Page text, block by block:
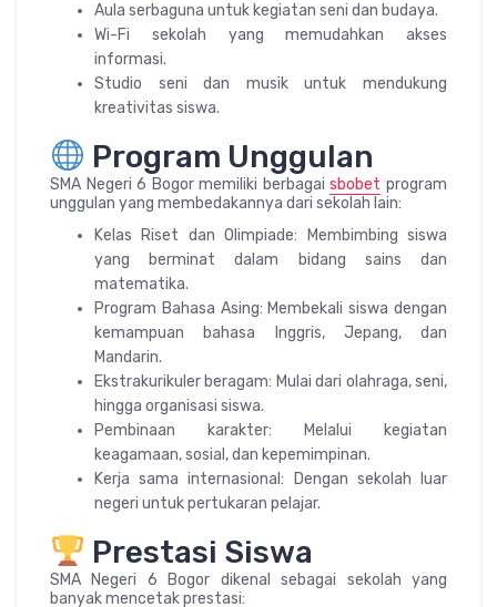
Aula serbaguna untuk kegiatan seni dan budaya.
Wi-Fi sekolah yang memudahkan akses
informasi.
Studio seni dan musik untuk mendukung
kreativitas siswa.
Program Unggulan
SMA Negeri 6 Bogor memiliki berbagaisbobet program
unggulan yang membedakannya dari sekolah lain:
Kelas Riset dan Olimpiade: Membimbing siswa
yang berminat dalam bidang sains dan
matematika.
Program Bahasa Asing: Membekali siswa dengan
kemampuan bahasa Inggris, Jepang, dan
Mandarin.
Ekstrakurikuler beragam: Mulai dari olahraga, seni,
hingga organisasi siswa.
Pembinaan karakter: Melalui kegiatan
keagamaan, sosial, dan kepemimpinan.
Kerja sama internasional: Dengan sekolah luar
negeri untuk pertukaran pelajar.
Prestasi Siswa
SMA Negeri 6 Bogor dikenal sebagai sekolah yang
banyak mencetak prestasi: